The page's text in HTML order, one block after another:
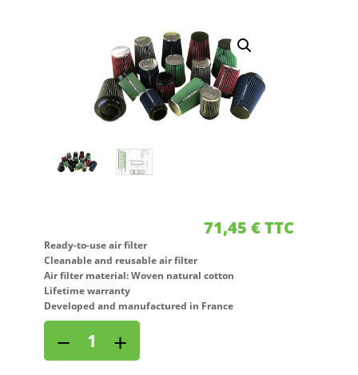
71,45€TTC
Ready-to-use air filter
Cleanable and reusable air filter
Air filter material: Woven natural cotton
Lifetime warranty
Developed and manufactured in France
filter
for
− +